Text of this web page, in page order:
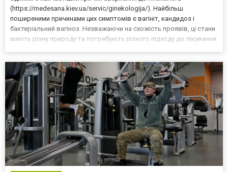
(https://medesana.kiev.ua/servic/ginekologija/). Найбільш
поширеними причинами цих симптомів є вагініт, кандидоз і
бактеріальний вагіноз. Незважаючи на схожість проявів, ці стани
мають різну природу та потребують різного підходу до лікування.